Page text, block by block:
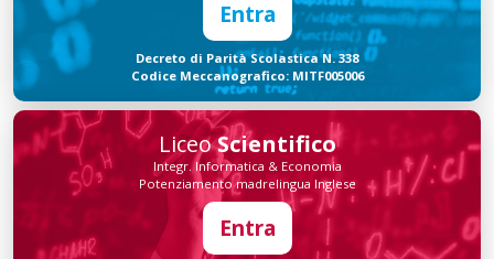
Entra
Decreto di Parità Scolastica N. 338
Codice Meccanografico: MITF005006
LiceoScientifico
Integr. Informatica & Economia
Potenziamento madrelingua Inglese
Entra